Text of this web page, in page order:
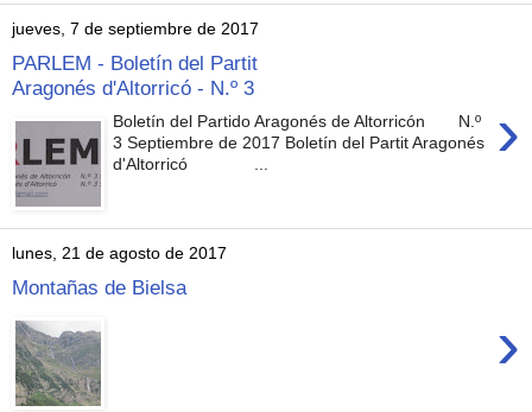
jueves, 7 de septiembre de 2017
PARLEM - Boletín del Partit
Aragonés d'Altorricó - N.º 3
›
Boletín del Partido Aragonés de Altorricón N.º
3 Septiembre de 2017 Boletín del Partit Aragonés
d'Altorricó ...
lunes, 21 de agosto de 2017
Montañas de Bielsa
›